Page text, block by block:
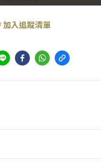
加入追蹤清單